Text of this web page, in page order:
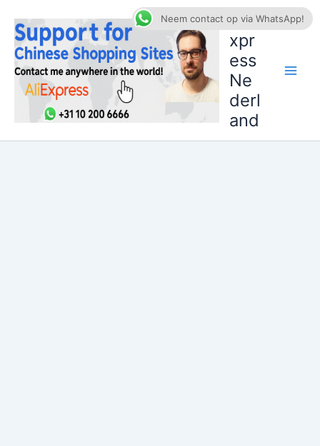
naar
inhoud
AliE
xpr
ess
Ne
derl
and
Neem contact op via WhatsApp!